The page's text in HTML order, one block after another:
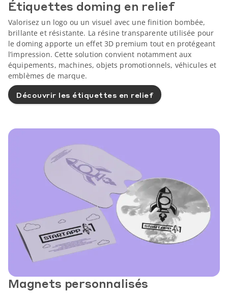
Étiquettes doming en relief
Valorisez un logo ou un visuel avec une finition bombée,
brillante et résistante. La résine transparente utilisée pour
le doming apporte un effet 3D premium tout en protégeant
l’impression. Cette solution convient notamment aux
équipements, machines, objets promotionnels, véhicules et
emblèmes de marque.
Découvrir les étiquettes en relief
Magnets personnalisés